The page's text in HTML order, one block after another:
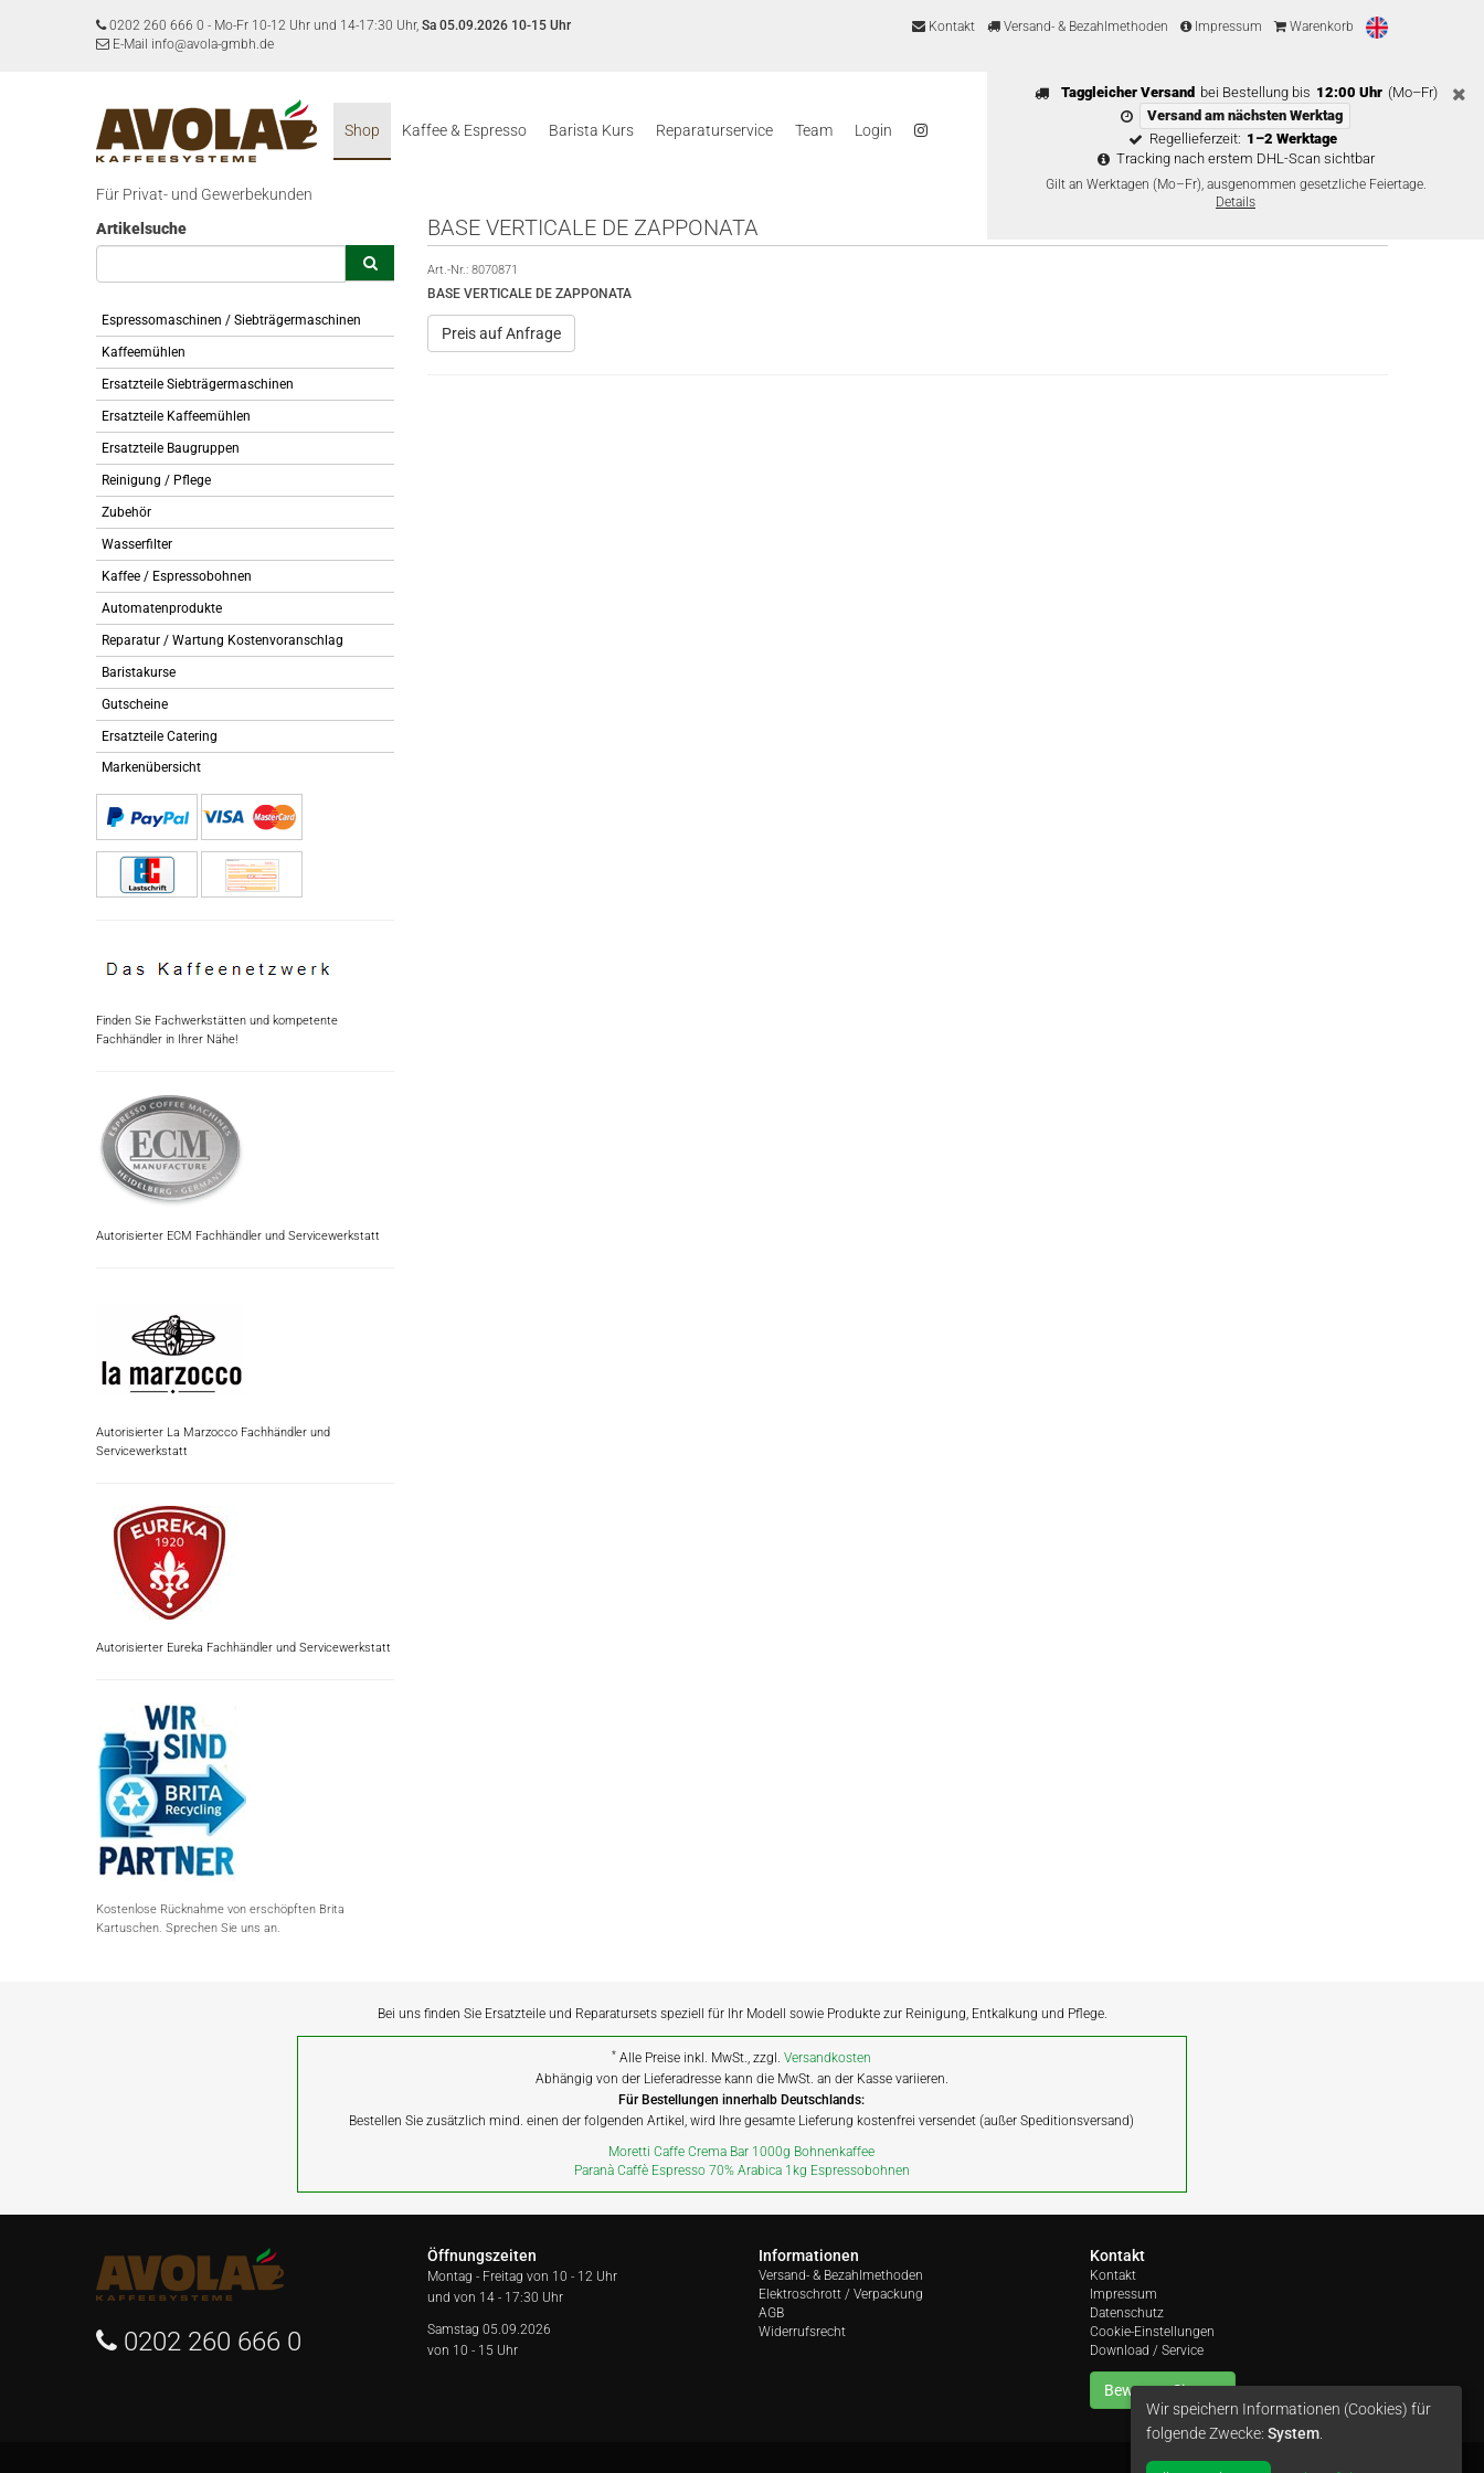
0202 260 666 0 - Mo-Fr 10-12 Uhr und 14-17:30 Uhr, Sa 05.09.2026 10-15 Uhr
E-Mail info@avola-gmbh.de
Kontakt Versand- & Bezahlmethoden Impressum Warenkorb
Taggleicher Versand bei Bestellung bis 12:00 Uhr (Mo–Fr)
Versand am nächsten Werktag
Regellieferzeit: 1–2 Werktage
Tracking nach erstem DHL-Scan sichtbar
Gilt an Werktagen (Mo–Fr), ausgenommen gesetzliche Feiertage.
Details
Shop Kaffee & Espresso Barista Kurs Reparaturservice Team Login
Für Privat- und Gewerbekunden
Artikelsuche
Espressomaschinen / Siebträgermaschinen
Kaffeemühlen
Ersatzteile Siebträgermaschinen
Ersatzteile Kaffeemühlen
Ersatzteile Baugruppen
Reinigung / Pflege
Zubehör
Wasserfilter
Kaffee / Espressobohnen
Automatenprodukte
Reparatur / Wartung Kostenvoranschlag
Baristakurse
Gutscheine
Ersatzteile Catering
Markenübersicht
Finden Sie Fachwerkstätten und kompetente
Fachhändler in Ihrer Nähe!
Autorisierter ECM Fachhändler und Servicewerkstatt
Autorisierter La Marzocco Fachhändler und
Servicewerkstatt
Autorisierter Eureka Fachhändler und Servicewerkstatt
Kostenlose Rücknahme von erschöpften Brita
Kartuschen. Sprechen Sie uns an.
BASE VERTICALE DE ZAPPONATA
Art.-Nr.: 8070871
BASE VERTICALE DE ZAPPONATA
Preis auf Anfrage
Bei uns finden Sie Ersatzteile und Reparatursets speziell für Ihr Modell sowie Produkte zur Reinigung, Entkalkung und Pflege.
* Alle Preise inkl. MwSt., zzgl.Versandkosten
Abhängig von der Lieferadresse kann die MwSt. an der Kasse variieren.
Für Bestellungen innerhalb Deutschlands:
Bestellen Sie zusätzlich mind. einen der folgenden Artikel, wird Ihre gesamte Lieferung kostenfrei versendet (außer Speditionsversand)
Moretti Caffe Crema Bar 1000g Bohnenkaffee
Paranà Caffè Espresso 70% Arabica 1kg Espressobohnen
0202 260 666 0
Öffnungszeiten
Montag - Freitag von 10 - 12 Uhr
und von 14 - 17:30 Uhr
Samstag 05.09.2026
von 10 - 15 Uhr
Informationen
Versand- & Bezahlmethoden
Elektroschrott / Verpackung
AGB
Widerrufsrecht
Kontakt
Kontakt
Impressum
Datenschutz
Cookie-Einstellungen
Download / Service
Bewerten Sie uns
Wir speichern Informationen (Cookies) für
folgende Zwecke: System